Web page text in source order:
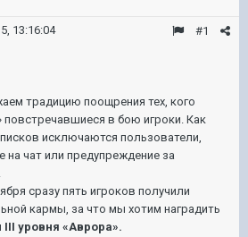
#1
13:16:04
традицию поощрения тех, кого
повстречавшиеся в бою игроки. Как
исключаются пользователи,
на чат или предупреждение за
сразу пять игроков получили
кармы, за что мы хотим наградить
III уровня «Аврора».